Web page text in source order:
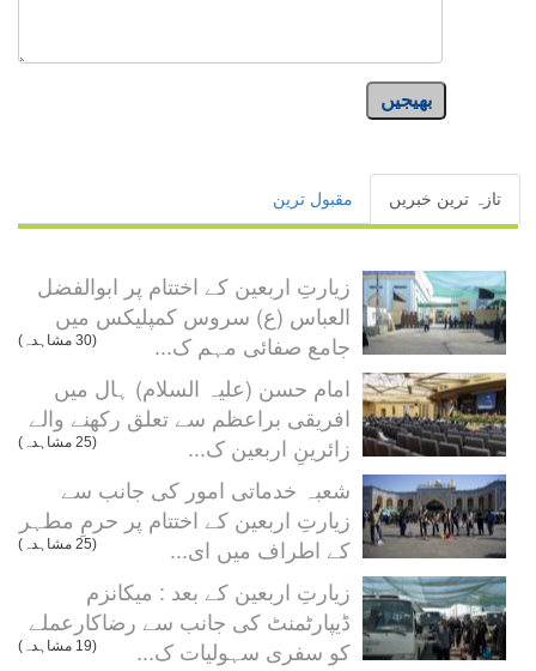
بھیجیں
تازہ ترین خبریں مقبول ترین
زیارتِ اربعین کے اختتام پر ابوالفضل
العباس (ع) سروس کمپلیکس میں
جامع صفائی مہم ک...
(30 مشاہدہ)
امام حسن (علیہ السلام) ہال میں
افریقی براعظم سے تعلق رکھنے والے
زائرینِ اربعین ک...
(25 مشاہدہ)
شعبہ خدماتی امور کی جانب سے
زیارتِ اربعین کے اختتام پر حرمِ مطہر
کے اطراف میں ای...
(25 مشاہدہ)
زیارتِ اربعین کے بعد : میکانزم
ڈیپارٹمنٹ کی جانب سے رضاکارعملے
کو سفری سہولیات ک...
(19 مشاہدہ)